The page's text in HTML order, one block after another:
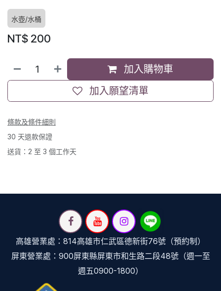
水壺/水桶
NT$ 200
加入購物車
加入願望清單
條款及條件細則
30 天退款保證
送貨：2 至 3 個工作天
高雄營業處：814高雄市仁武區德新街76號（預約制）
屏東營業處：900屏東縣屏東市和生路二段48號（週一至
週五0900-1800）